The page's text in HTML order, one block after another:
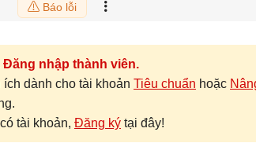
Báo lỗi
Đăng nhập thành viên.
dành cho tài khoản Tiêu chuẩn hoặc
tài khoản, Đăng ký tại đây!